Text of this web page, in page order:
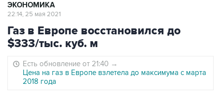
ЭКОНОМИКА
22:14, 25 мая 2021
Газ в Европе восстановился до
$333/тыс. куб. м
Есть обновление от 21:40 →
Цена на газ в Европе взлетела до максимума с марта
2018 года